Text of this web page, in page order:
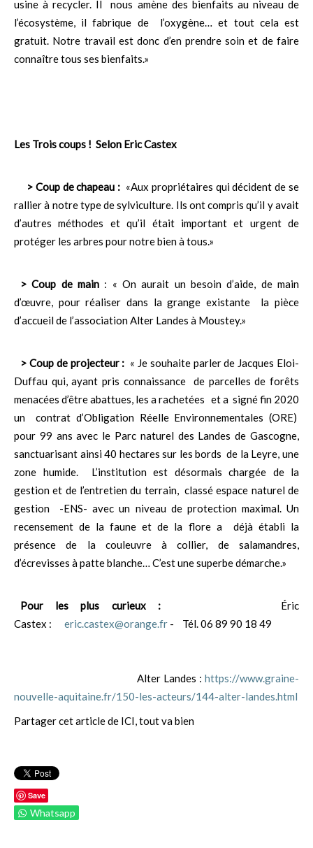
usine à recycler. Il nous amène des bienfaits au niveau de
l’écosystème, il fabrique de l’oxygène… et tout cela est
gratuit. Notre travail est donc d’en prendre soin et de faire
connaître tous ses bienfaits.»
Les Trois coups ! Selon Eric Castex
> Coup de chapeau : «Aux propriétaires qui décident de se
rallier à notre type de sylviculture. Ils ont compris qu’il y avait
d’autres méthodes et qu’il était important et urgent de
protéger les arbres pour notre bien à tous.»
> Coup de main : « On aurait un besoin d’aide, de main
d’œuvre, pour réaliser dans la grange existante la pièce
d’accueil de l’association Alter Landes à Moustey.»
> Coup de projecteur : « Je souhaite parler de Jacques Eloi-
Duffau qui, ayant pris connaissance de parcelles de forêts
menacées d’être abattues, les a rachetées et a signé fin 2020
un contrat d’Obligation Réelle Environnementales (ORE)
pour 99 ans avec le Parc naturel des Landes de Gascogne,
sanctuarisant ainsi 40 hectares sur les bords de la Leyre, une
zone humide. L’institution est désormais chargée de la
gestion et de l’entretien du terrain, classé espace naturel de
gestion -ENS- avec un niveau de protection maximal. Un
recensement de la faune et de la flore a déjà établi la
présence de la couleuvre à collier, de salamandres,
d’écrevisses à patte blanche… C’est une superbe démarche.»
Pour les plus curieux :Éric
Castex : eric.castex@orange.fr - Tél. 06 89 90 18 49
Alter Landes : https://www.graine-
nouvelle-aquitaine.fr/150-les-acteurs/144-alter-landes.html
Partager cet article de ICI, tout va bien
Save
Whatsapp